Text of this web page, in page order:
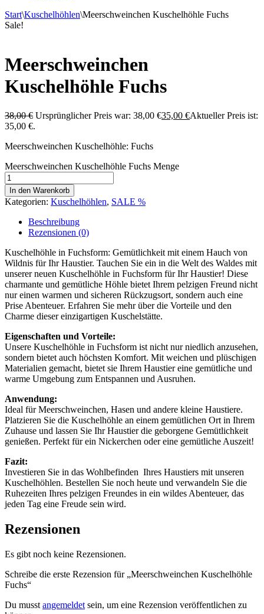
Start\Kuschelhöhlen\Meerschweinchen Kuschelhöhle Fuchs
Sale!
Meerschweinchen
Kuschelhöhle Fuchs
38,00€ Ursprünglicher Preis war: 38,00 €35,00 €Aktueller Preis ist:
35,00 €.
Meerschweinchen Kuschelhöhle: Fuchs
Meerschweinchen Kuschelhöhle Fuchs Menge
In den Warenkorb
Kategorien: Kuschelhöhlen, SALE %
Beschreibung
Rezensionen (0)
Kuschelhöhle in Fuchsform: Gemütlichkeit mit einem Hauch von
Wildnis für Ihr Haustier. Tauchen Sie ein in die Welt des Waldes mit
unserer neuen Kuschelhöhle in Fuchsform für Ihr Haustier! Diese
charmante und gemütliche Höhle bietet Ihrem pelzigen Freund nicht
nur einen warmen und sicheren Rückzugsort, sondern auch eine
Prise Abenteuer. Erfahren Sie mehr über die Vorteile und den
Charme dieser einzigartigen Kuschelstätte.
Eigenschaften und Vorteile:
Unsere Kuschelhöhle in Fuchsform ist nicht nur niedlich anzusehen,
sondern bietet auch höchsten Komfort. Mit weichen und plüschigen
Materialien gemacht, bietet sie Ihrem Haustier eine gemütliche und
warme Umgebung zum Entspannen und Ausruhen.
Anwendung:
Ideal für Meerschweinchen, Hasen und andere kleine Haustiere.
Platzieren Sie die Kuschelhöhle an einem gemütlichen Ort in Ihrem
Zuhause und lassen Sie Ihr Haustier die geborgene Gemütlichkeit
genießen. Perfekt für ein Nickerchen oder eine gemütliche Auszeit!
Fazit:
Investieren Sie in das Wohlbefinden Ihres Haustiers mit unseren
Kuschelhöhlen. Bestellen Sie noch heute und verwandeln Sie die
Ruhezeiten Ihres pelzigen Freundes in ein wildes Abenteuer, das
jeden Tag eine Freude sein wird.
Rezensionen
Es gibt noch keine Rezensionen.
Schreibe die erste Rezension für „Meerschweinchen Kuschelhöhle
Fuchs“
Du musst angemeldet sein, um eine Rezension veröffentlichen zu